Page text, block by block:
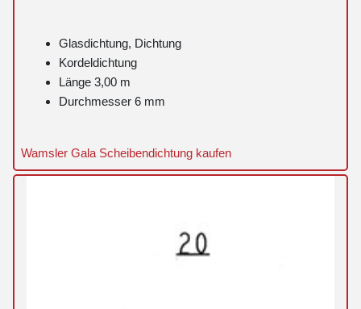
Glasdichtung, Dichtung
Kordeldichtung
Länge 3,00 m
Durchmesser 6 mm
Wamsler Gala Scheibendichtung kaufen